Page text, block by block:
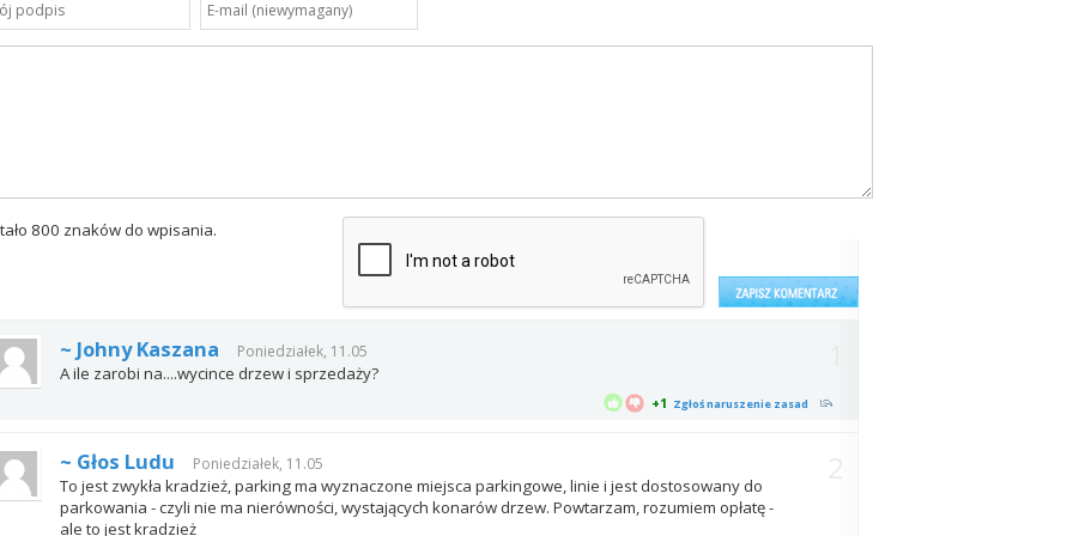
800 znaków do wpisania.
+1
~ Johny Kaszana Poniedziałek, 11.05
A ile zarobi na....wycince drzew i sprzedaży?
Zgłoś naruszenie zasad
~ Głos Ludu Poniedziałek, 11.05
To jest zwykła kradzież, parking ma wyznaczone miejsca parkingowe, linie i jest dostosowany do
parkowania - czyli nie ma nierówności, wystających konarów drzew. Powtarzam, rozumiem opłatę -
ale to jest kradzież